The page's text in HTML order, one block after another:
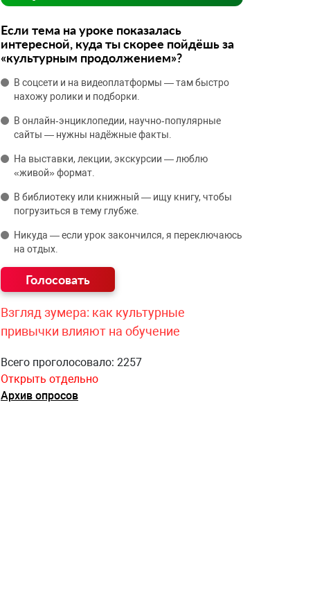
Если тема на уроке показалась
интересной, куда ты скорее пойдёшь за
«культурным продолжением»?
В соцсети и на видеоплатформы — там быстро
нахожу ролики и подборки.
В онлайн‑энциклопедии, научно‑популярные
сайты — нужны надёжные факты.
На выставки, лекции, экскурсии — люблю
«живой» формат.
В библиотеку или книжный — ищу книгу, чтобы
погрузиться в тему глубже.
Никуда — если урок закончился, я переключаюсь
на отдых.
Взгляд зумера: как культурные
привычки влияют на обучение
Всего проголосовало: 2257
Открыть отдельно
Архив опросов